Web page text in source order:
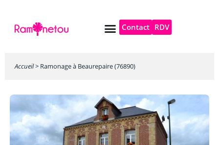
Contact RDV
Accueil> Ramonage à Beaurepaire (76890)